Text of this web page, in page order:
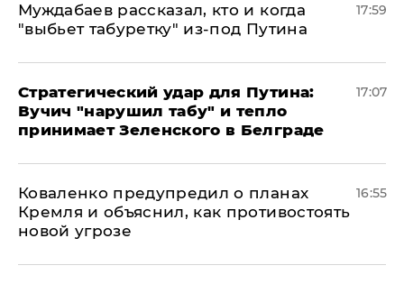
Муждабаев рассказал, кто и когда
"выбьет табуретку" из-под Путина
17:59
Стратегический удар для Путина:
Вучич "нарушил табу" и тепло
принимает Зеленского в Белграде
17:07
Коваленко предупредил о планах
Кремля и объяснил, как противостоять
новой угрозе
16:55